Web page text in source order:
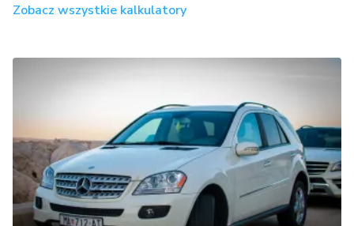
Zobacz wszystkie kalkulatory